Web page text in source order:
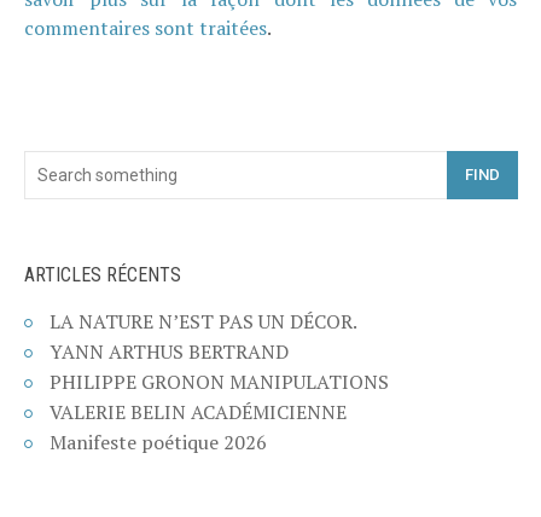
commentaires sont traitées.
FIND
ARTICLES RÉCENTS
LA NATURE N’EST PAS UN DÉCOR.
YANN ARTHUS BERTRAND
PHILIPPE GRONON MANIPULATIONS
VALERIE BELIN ACADÉMICIENNE
Manifeste poétique 2026